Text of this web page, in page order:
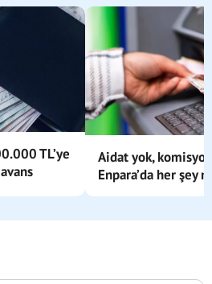
TL’ye
Aidat yok,
Enpara’da her şey